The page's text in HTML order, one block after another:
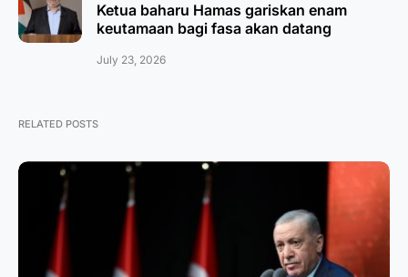
Ketua baharu Hamas gariskan enam
keutamaan bagi fasa akan datang
July 23, 2026
RELATED POSTS